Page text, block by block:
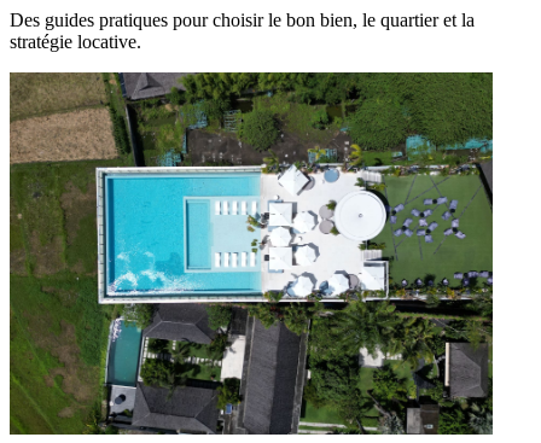
Des guides pratiques pour choisir le bon bien, le quartier et la
stratégie locative.